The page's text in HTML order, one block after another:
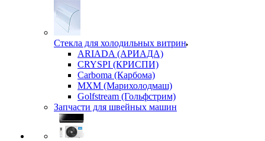
Стекла для холодильных витрин
ARIADA (АРИАДА)
CRYSPI (КРИСПИ)
Carboma (Карбома)
MXM (Марихолодмаш)
Golfstream (Гольфстрим)
Запчасти для швейных машин